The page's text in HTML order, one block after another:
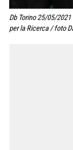
Db Torino 25/05/
per la Ricerca / foto